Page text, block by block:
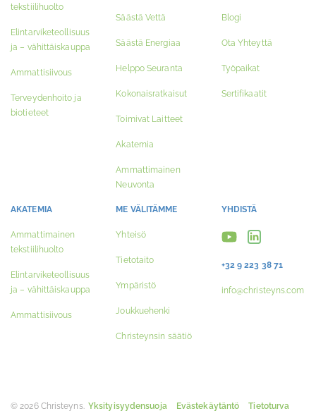
tekstiilihuolto
Elintarviketeollisuus
ja – vähittäiskauppa
Ammattisiivous
Terveydenhoito ja
biotieteet
Säästä Vettä
Säästä Energiaa
Helppo Seuranta
Kokonaisratkaisut
Toimivat Laitteet
Akatemia
Ammattimainen
Neuvonta
Blogi
Ota Yhteyttä
Työpaikat
Sertifikaatit
AKATEMIA
Ammattimainen
tekstiilihuolto
Elintarviketeollisuus
ja – vähittäiskauppa
Ammattisiivous
ME VÄLITÄMME
Yhteisö
Tietotaito
Ympäristö
Joukkuehenki
Christeynsin säätiö
YHDISTÄ
+32 9 223 38 71
info@christeyns.com
© 2026 Christeyns. Yksityisyydensuoja Evästekäytäntö Tietoturva